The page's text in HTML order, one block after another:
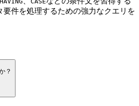
要件を処理するための強力なクエリを
？